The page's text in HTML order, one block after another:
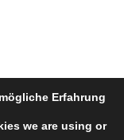
Erfahrung
we are using or